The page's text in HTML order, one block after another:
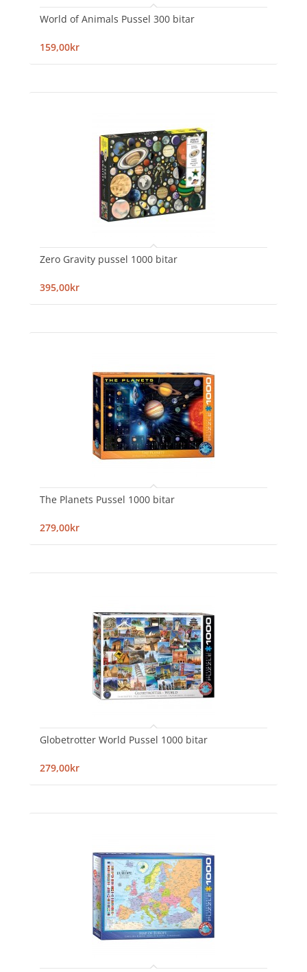
World of Animals Pussel 300 bitar
159,00kr
Zero Gravity pussel 1000 bitar
395,00kr
The Planets Pussel 1000 bitar
279,00kr
Globetrotter World Pussel 1000 bitar
279,00kr